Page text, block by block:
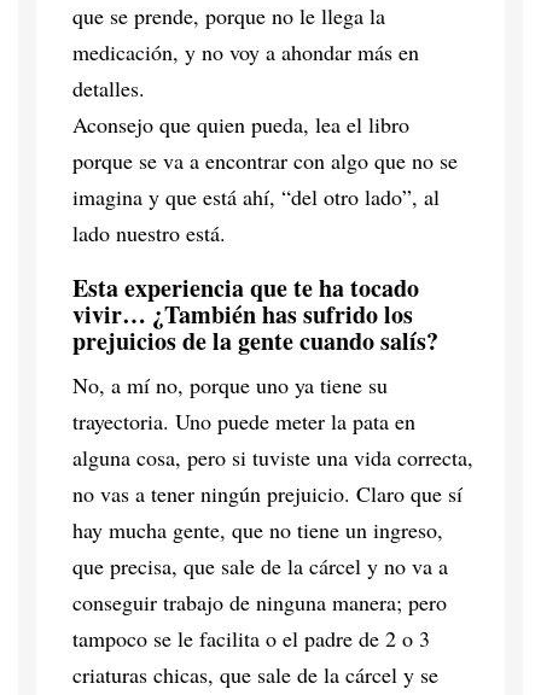
que se prende, porque no le llega la
medicación, y no voy a ahondar más en
detalles.
Aconsejo que quien pueda, lea el libro
porque se va a encontrar con algo que no se
imagina y que está ahí, “del otro lado”, al
lado nuestro está.
Esta experiencia que te ha tocado
vivir… ¿También has sufrido los
prejuicios de la gente cuando salís?
No, a mí no, porque uno ya tiene su
trayectoria. Uno puede meter la pata en
alguna cosa, pero si tuviste una vida correcta,
no vas a tener ningún prejuicio. Claro que sí
hay mucha gente, que no tiene un ingreso,
que precisa, que sale de la cárcel y no va a
conseguir trabajo de ninguna manera; pero
tampoco se le facilita o el padre de 2 o 3
criaturas chicas, que sale de la cárcel y se